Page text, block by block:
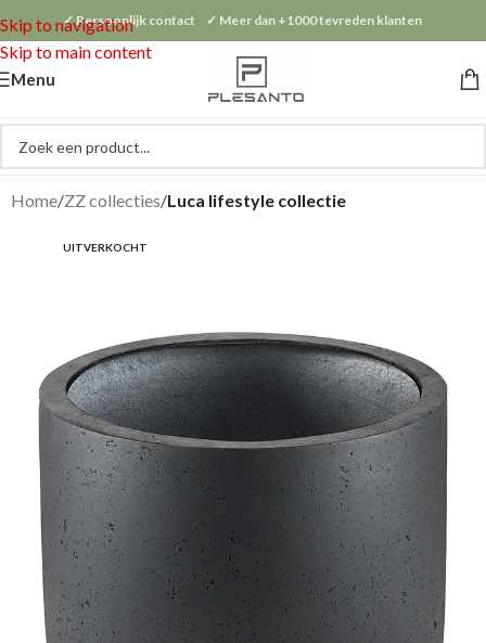
Skip to navigation
Skip to main content
✓ Persoonlijk contact ✓ Meer dan +1000 tevreden klanten
Menu
Home ZZ collecties Luca lifestyle collectie
UITVERKOCHT